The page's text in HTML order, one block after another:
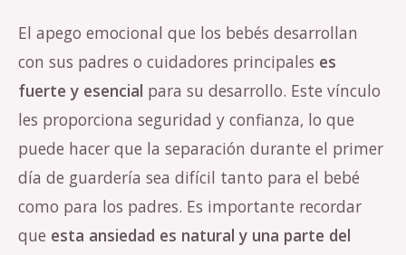
El apego emocional que los bebés desarrollan
con sus padres o cuidadores principales es
fuerte y esencial para su desarrollo. Este vínculo
les proporciona seguridad y confianza, lo que
puede hacer que la separación durante el primer
día de guardería sea difícil tanto para el bebé
como para los padres. Es importante recordar
que esta ansiedad es natural y una parte del